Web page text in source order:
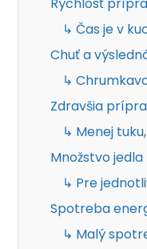
↳ Čas je v
Chuť a
↳
Zdravšia
↳ Menej
Množstvo jedla
↳ Pre
Spotreba
↳ Malý